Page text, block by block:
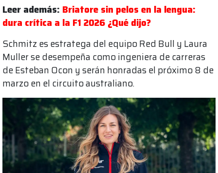
Leer además: Briatore sin pelos en la lengua:
dura crítica a la F1 2026 ¿Qué dijo?
Schmitz es estratega del equipo Red Bull y Laura
Muller se desempeña como ingeniera de carreras
de Esteban Ocon y serán honradas el próximo 8 de
marzo en el circuito australiano.